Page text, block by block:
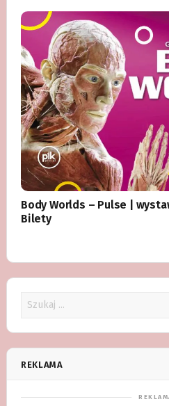
Body Worlds – Pulse |
Bilety
REKLAMA